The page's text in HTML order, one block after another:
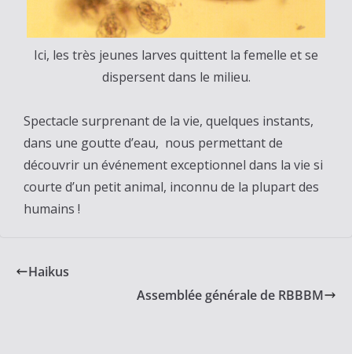
Ici, les très jeunes larves quittent la femelle et se
dispersent dans le milieu.
Spectacle surprenant de la vie, quelques instants,
dans une goutte d’eau, nous permettant de
découvrir un événement exceptionnel dans la vie si
courte d’un petit animal, inconnu de la plupart des
humains !
Haikus
Assemblée générale de RBBBM